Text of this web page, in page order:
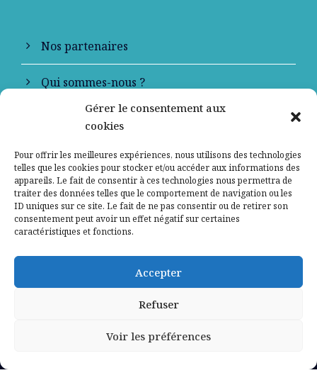
Gérer le consentement aux
cookies
Pour offrir les meilleures expériences, nous utilisons des technologies
telles que les cookies pour stocker et/ou accéder aux informations des
appareils. Le fait de consentir à ces technologies nous permettra de
traiter des données telles que le comportement de navigation ou les
ID uniques sur ce site. Le fait de ne pas consentir ou de retirer son
consentement peut avoir un effet négatif sur certaines
caractéristiques et fonctions.
Accepter
Refuser
Voir les préférences
Nos partenaires
Qui sommes-nous ?
Contactez-nous
Mentions légales
Politique de confidentialité